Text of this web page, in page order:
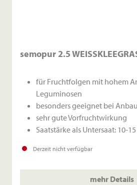
semopur 2.5
für Fruchtfolgen mit hohem
Leguminosen
besonders geeignet bei
sehr gute Vorfruchtwirkung
Saatstärke als Untersaat: 10-
Derzeit nicht verfügbar
mehr Details